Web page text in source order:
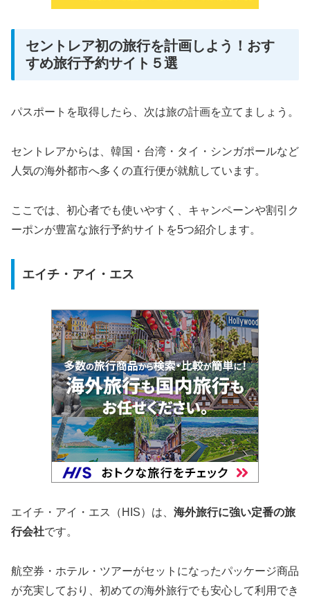
セントレア初の旅行を計画しよう！おす
すめ旅行予約サイト５選
パスポートを取得したら、次は旅の計画を立てましょう。
セントレアからは、韓国・台湾・タイ・シンガポールなど
人気の海外都市へ多くの直行便が就航しています。
ここでは、初心者でも使いやすく、キャンペーンや割引ク
ーポンが豊富な旅行予約サイトを5つ紹介します。
エイチ・アイ・エス
エイチ・アイ・エス（HIS）は、 海外旅行に強い定番の旅
行会社です。
航空券・ホテル・ツアーがセットになったパッケージ商品
が充実しており、初めての海外旅行でも安心して利用でき